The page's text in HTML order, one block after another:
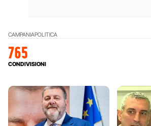
CAMPANIAPOLITICA
765
CONDIVISIONI